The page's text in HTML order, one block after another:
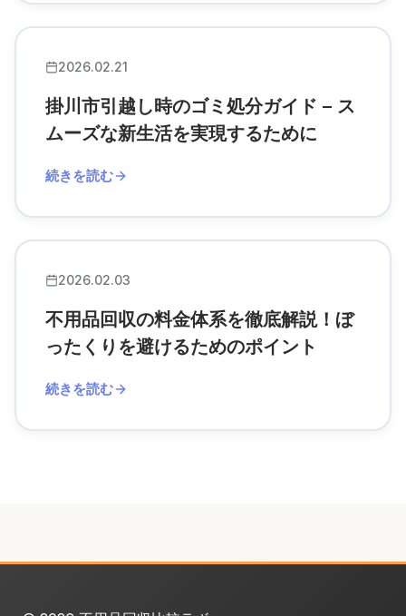
2026.02.21
掛川市引越し時のゴミ処分ガイド – ス
ムーズな新生活を実現するために
続きを読む
2026.02.03
不用品回収の料金体系を徹底解説！ぼ
ったくりを避けるためのポイント
続きを読む